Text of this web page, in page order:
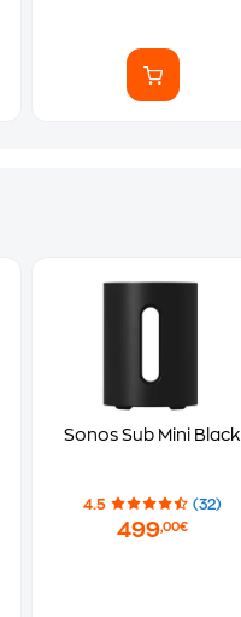
Sonos Sub Mini Black
4.5 (32)
499,00€